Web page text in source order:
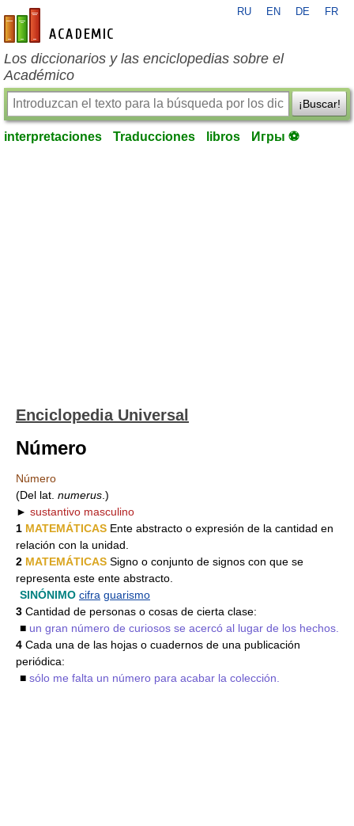
es-academic.com
RU EN DE FR
Los diccionarios y las enciclopedias sobre el
Académico
¡Buscar!
interpretaciones Traducciones libros Игры ⚽
Enciclopedia Universal
Número
Número
(Del lat. numerus .)
► sustantivo masculino
1 MATEMÁTICAS Ente abstracto o expresión de la cantidad en
relación con la unidad.
2 MATEMÁTICAS Signo o conjunto de signos con que se
representa este ente abstracto.
SINÓNIMO cifra guarismo
3 Cantidad de personas o cosas de cierta clase:
■ un gran número de curiosos se acercó al lugar de los hechos.
4 Cada una de las hojas o cuadernos de una publicación
periódica:
■ sólo me falta un número para acabar la colección.